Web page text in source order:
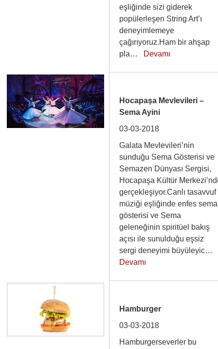
eşliğinde sizi giderek
popülerleşen String Art’ı
deneyimlemeye
çağırıyoruz.Ham bir ahşap
pla… Devamı
Hocapaşa Mevlevileri –
Sema Ayini
03-03-2018
Galata Mevlevileri’nin
sunduğu Sema Gösterisi ve
Semazen Dünyası Sergisi,
Hocapaşa Kültür
gerçekleşiyor.Canlı tasavvuf
müziği eşliğinde enfes sema
gösterisi ve Sema
geleneğinin spiritüel bakış
açısı ile sunulduğu eşsiz
sergi deneyimi büyüleyic…
Devamı
Hamburger
03-03-2018
Hamburgerseverler bu